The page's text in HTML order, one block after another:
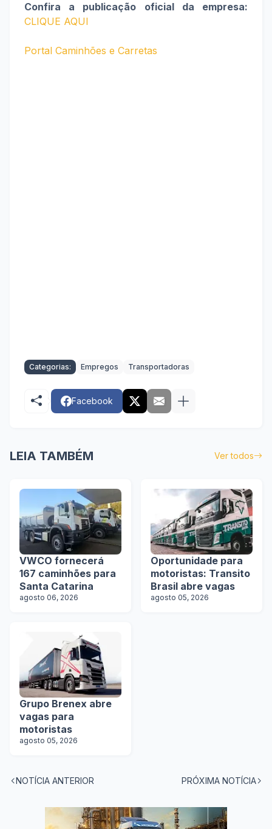
Confira a publicação oficial da empresa:
CLIQUE AQUI
Portal Caminhões e Carretas
Categorias: Empregos Transportadoras
Facebook
LEIA TAMBÉM Ver todos
VWCO fornecerá
167 caminhões para
Santa Catarina
agosto 06, 2026
Oportunidade para
motoristas: Transito
Brasil abre vagas
agosto 05, 2026
Grupo Brenex abre
vagas para
motoristas
agosto 05, 2026
NOTÍCIA ANTERIOR PRÓXIMA NOTÍCIA